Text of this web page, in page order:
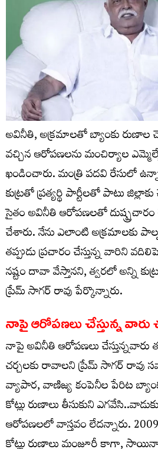
అవినీతి, అక్రమాలతో బ్యాంకు రుణాల
వచ్చిన ఆరోపణలను మంచిర్యాల
ఖండించారు. మంత్రి పదవి రేసులో
కుట్రతో ప్రత్యర్థి పార్టీలతో పాటు
సైతం అవినీతి ఆరోపణలతో దుష్ప్రచారం
చేశారు. నేను ఎలాంటి అక్రమాలకు
తప్పుడు ప్రచారం చేస్తున్న వారిని
నష్టం దావా వేస్తానని, త్వరలో అన్ని
ప్రేమ్ సాగర్ రావు పేర్కొన్నారు.
నాపై ఆరోపణలు చేస్తున్న వారు
నాపై అవినీతి ఆరోపణలు
చర్చలకు రావాలని ప్రేమ్ సాగర్ రావు
వ్యాపార, వాణిజ్య కంపెనీల పేరిట
కోట్లు రుణాలు తీసుకుని
ఆరోపణలలో వాస్తవం లేదన్నారు.